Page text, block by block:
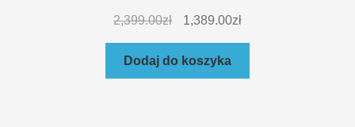
2,399.00zł 1,389.00zł
Dodaj do koszyka